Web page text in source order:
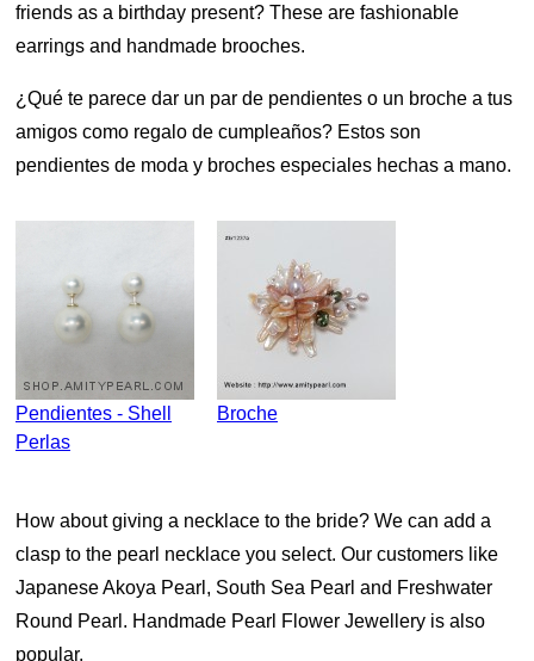
friends as a birthday present? These are fashionable
earrings and handmade brooches.
¿Qué te parece dar un par de pendientes o un broche a tus
amigos como regalo de cumpleaños? Estos son
pendientes de moda y broches especiales hechas a mano.
Pendientes - Shell
Perlas
Broche
How about giving a necklace to the bride? We can add a
clasp to the pearl necklace you select. Our customers like
Japanese Akoya Pearl, South Sea Pearl and Freshwater
Round Pearl. Handmade Pearl Flower Jewellery is also
popular.